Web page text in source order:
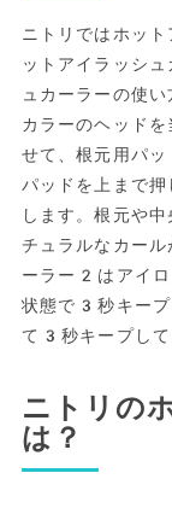
ニトリではホッ
ットアイラッシ
ュカーラーの使
カラーのヘッド
せて、根元用パッ
パッドを上まで
します。根元や
チュラルなカー
ーラー2はアイロ
状態で3秒キープ
て3秒キープして
ニトリの
は？